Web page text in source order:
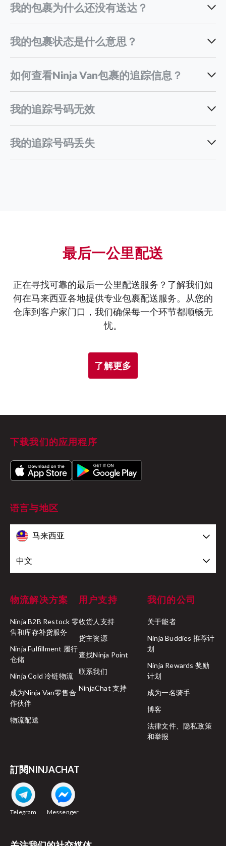
我的包裹为什么还没有送达？
跨国运输时间较长：
旺季高峰期：
意外情况：
我的包裹状态是什么意思？
Pending handover to Ninja Van：
Pending pick up：
Pick up successful:：
Pick up failed
Arrived at sorting facility
Transferred to logistics partner：
Arrived at collection point：
Held at customs facility：
Successfully cleared customs：
如何查看Ninja Van包裹的追踪信息？
确认邮件或卖家通知中。
访问正确的跟踪页面：
国内配送
国际配送
我的追踪号码无效
我的追踪号码丢失
最后一公里配送
正在寻找可靠的最后一公里配送服务？了解我们如
何在马来西亚各地提供专业包裹配送服务。从您的
仓库到客户家门口，我们确保每一个环节都顺畅无
忧。
了解更多
下载我们的应用程序
语言与地区
马来西亚
中文
物流解决方案
Ninja B2B Restock 零
售和库存补货服务
Ninja Fulfillment 履行
仓储
Ninja Cold 冷链物流
成为Ninja Van零售合
作伙伴
物流配送
用户支持
收货人支持
货主资源
查找Ninja Point
联系我们
NinjaChat 支持
我们的公司
关于能者
Ninja Buddies 推荐计
划
Ninja Rewards 奖励
计划
成为一名骑手
博客
法律文件、隐私政策
和举报
訂閱NINJACHAT
Telegram Messenger